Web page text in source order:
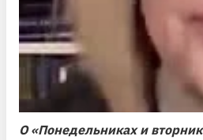
О «Понедельниках и